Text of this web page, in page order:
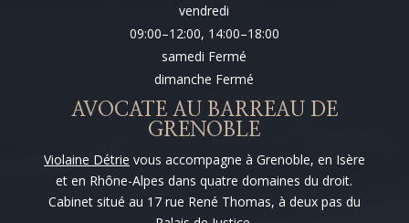
vendredi
09:00–12:00, 14:00–18:00
samedi Fermé
dimanche Fermé
AVOCATE AU BARREAU DE
GRENOBLE
Violaine Détrie vous accompagne à Grenoble, en Isère
et en Rhône-Alpes dans quatre domaines du droit.
Cabinet situé au 17 rue René Thomas, à deux pas du